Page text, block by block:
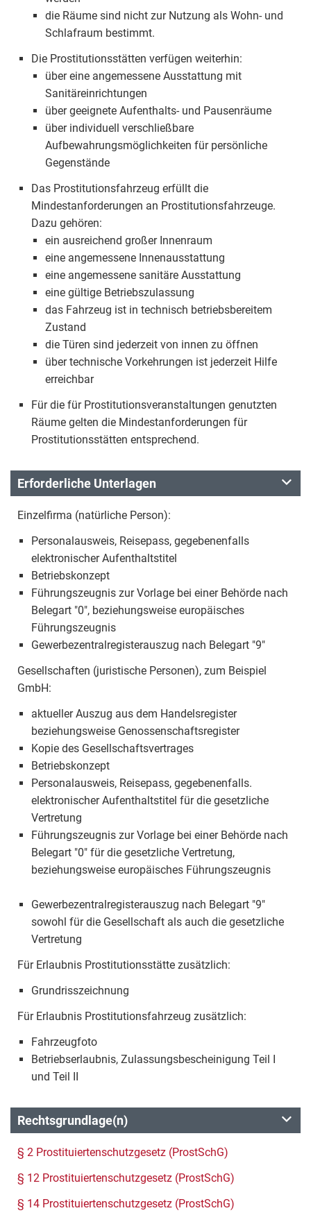
die Räume sind nicht zur Nutzung als Wohn- und
Schlafraum bestimmt.
Die Prostitutionsstätten verfügen weiterhin:
über eine angemessene Ausstattung mit
Sanitäreinrichtungen
über geeignete Aufenthalts- und Pausenräume
über individuell verschließbare
Aufbewahrungsmöglichkeiten für persönliche
Gegenstände
Das Prostitutionsfahrzeug erfüllt die
Mindestanforderungen an Prostitutionsfahrzeuge.
Dazu gehören:
ein ausreichend großer Innenraum
eine angemessene Innenausstattung
eine angemessene sanitäre Ausstattung
eine gültige Betriebszulassung
das Fahrzeug ist in technisch betriebsbereitem
Zustand
die Türen sind jederzeit von innen zu öffnen
über technische Vorkehrungen ist jederzeit Hilfe
erreichbar
Für die für Prostitutionsveranstaltungen genutzten
Räume gelten die Mindestanforderungen für
Prostitutionsstätten entsprechend.
Erforderliche Unterlagen
Einzelfirma (natürliche Person):
Personalausweis, Reisepass, gegebenenfalls
elektronischer Aufenthaltstitel
Betriebskonzept
Führungszeugnis zur Vorlage bei einer Behörde nach
Belegart "0", beziehungsweise europäisches
Führungszeugnis
Gewerbezentralregisterauszug nach Belegart "9"
Gesellschaften (juristische Personen), zum Beispiel
GmbH:
aktueller Auszug aus dem Handelsregister
beziehungsweise Genossenschaftsregister
Kopie des Gesellschaftsvertrages
Betriebskonzept
Personalausweis, Reisepass, gegebenenfalls.
elektronischer Aufenthaltstitel für die gesetzliche
Vertretung
Führungszeugnis zur Vorlage bei einer Behörde nach
Belegart "0" für die gesetzliche Vertretung,
beziehungsweise europäisches Führungszeugnis
Gewerbezentralregisterauszug nach Belegart "9"
sowohl für die Gesellschaft als auch die gesetzliche
Vertretung
Für Erlaubnis Prostitutionsstätte zusätzlich:
Grundrisszeichnung
Für Erlaubnis Prostitutionsfahrzeug zusätzlich:
Fahrzeugfoto
Betriebserlaubnis, Zulassungsbescheinigung Teil I
und Teil II
Rechtsgrundlage(n)
§ 2 Prostituiertenschutzgesetz (ProstSchG)
§ 12 Prostituiertenschutzgesetz (ProstSchG)
§ 14 Prostituiertenschutzgesetz (ProstSchG)